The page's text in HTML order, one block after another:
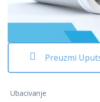
Preuzmi
Ubacivanje